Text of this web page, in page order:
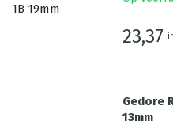
23,37
Gedore
13mm